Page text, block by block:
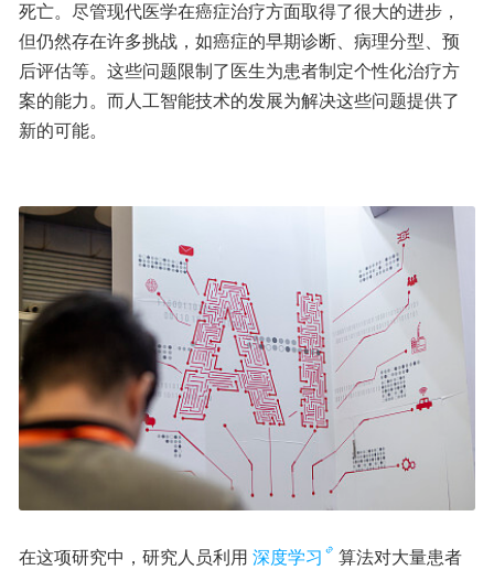
死亡。尽管现代医学在癌症治疗方面取得了很大的进步，
但仍然存在许多挑战，如癌症的早期诊断、病理分型、预
后评估等。这些问题限制了医生为患者制定个性化治疗方
案的能力。而人工智能技术的发展为解决这些问题提供了
新的可能。
在这项研究中，研究人员利用 深度学习 算法对大量患者